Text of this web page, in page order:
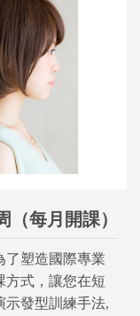
（每月開課）
了塑造國際專業
方式，讓您在短
示發型訓練手法,